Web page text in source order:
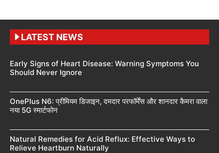
LATEST NEWS
Early Signs of Heart Disease: Warning Symptoms You
Should Never Ignore
OnePlus N6: प्रीमियम डिजाइन, दमदार परफॉर्मेंस और शानदार कैमरा वाला
नया 5G स्मार्टफोन
Natural Remedies for Acid Reflux: Effective Ways to
Relieve Heartburn Naturally